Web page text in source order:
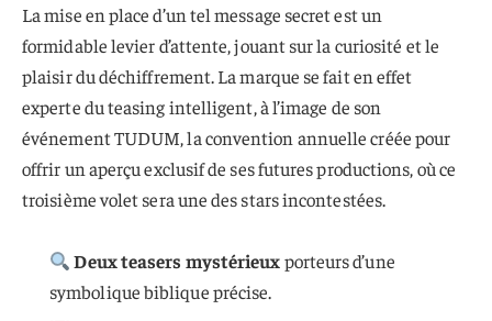
La mise en place d’un tel message secret est un
formidable levier d’attente, jouant sur la curiosité et le
plaisir du déchiffrement. La marque se fait en effet
experte du teasing intelligent, à l’image de son
événement TUDUM, la convention annuelle créée pour
offrir un aperçu exclusif de ses futures productions, où ce
troisième volet sera une des stars incontestées.
Deux teasers mystérieuxporteurs d’une
symbolique biblique précise.